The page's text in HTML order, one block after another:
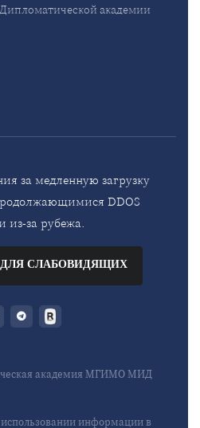
академии
за медленную загрузку
DDOS
из-за рубежа.
СЛАБОВИДЯЩИХ
академия МГИМО МИД
информации в